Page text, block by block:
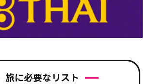
旅に必要なリスト